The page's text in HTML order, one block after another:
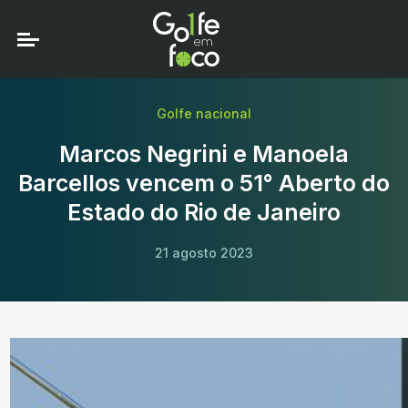
Golfe nacional
Marcos Negrini e Manoela
Barcellos vencem o 51° Aberto do
Estado do Rio de Janeiro
21 agosto 2023